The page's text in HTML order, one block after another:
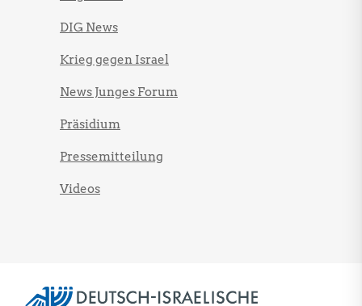
DIG News
Krieg gegen Israel
News Junges Forum
Präsidium
Pressemitteilung
Videos